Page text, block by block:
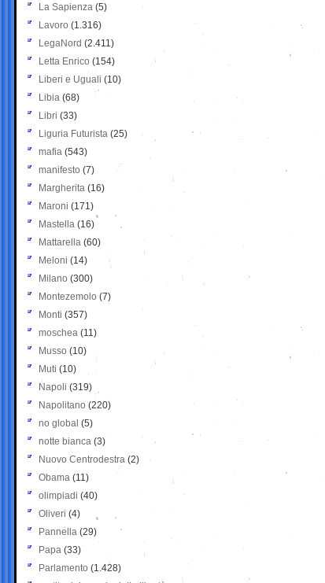
La Sapienza (5)
Lavoro (1.316)
LegaNord (2.411)
Letta Enrico (154)
Liberi e Uguali (10)
Libia (68)
Libri (33)
Liguria Futurista (25)
mafia (543)
manifesto (7)
Margherita (16)
Maroni (171)
Mastella (16)
Mattarella (60)
Meloni (14)
Milano (300)
Montezemolo (7)
Monti (357)
moschea (11)
Musso (10)
Muti (10)
Napoli (319)
Napolitano (220)
no global (5)
notte bianca (3)
Nuovo Centrodestra (2)
Obama (11)
olimpiadi (40)
Oliveri (4)
Pannella (29)
Papa (33)
Parlamento (1.428)